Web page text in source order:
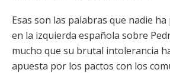
Esas son las palabras que nadie
en la izquierda española sobre
mucho que su brutal intolerancia
apuesta por los pactos con los